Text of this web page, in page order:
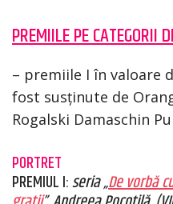
PREMIILE PE CATEGORII
– premiile I în valoare
fost susținute de
Rogalski Damaschin
PORTRET
PREMIUL I:seria „De vorbă